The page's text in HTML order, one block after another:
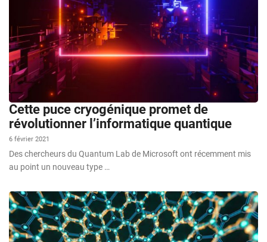
Cette puce cryogénique promet de
révolutionner l’informatique quantique
6 février 2021
Des chercheurs du Quantum Lab de Microsoft ont récemment mis
au point un nouveau type …